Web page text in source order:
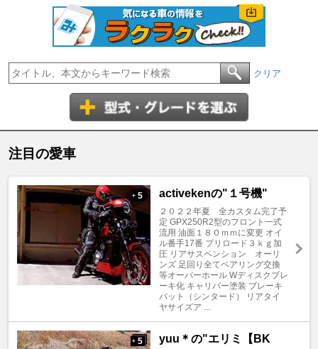
クリア
注目の愛車
+ 5 activekenの"１号機"
２０２２年夏 全カスタム完了予
定 GPX250R2型のフロント一式
流用 油面１８０ｍｍに変更 オイ
ル番手17番 プリロード３ｋｇ加
圧 リアサスペンション オーリ
ンズ 足回り全てベアリング交換
等オーバーホール Wディスクブレ
ーキ化 キャリパー塗装 ブレーキ
パット（シンタード） リアタイ
ヤサイズア ...
+ 5
yuu＊の"エリミ【BK